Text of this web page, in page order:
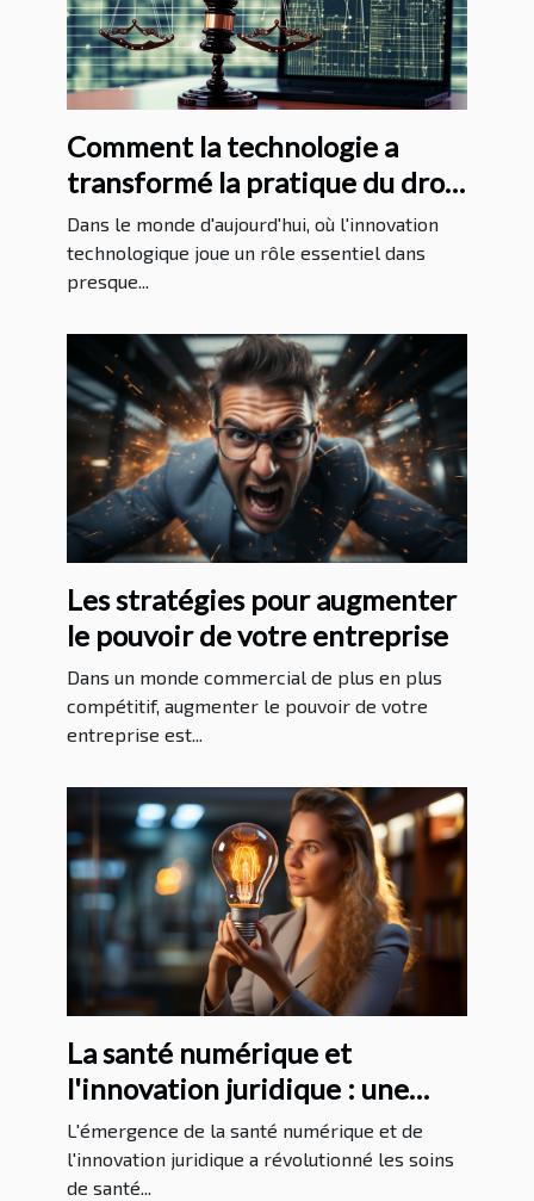
Comment la technologie a
transformé la pratique du droit
au Massachusetts
Dans le monde d'aujourd'hui, où l'innovation
technologique joue un rôle essentiel dans
presque...
Les stratégies pour augmenter
le pouvoir de votre entreprise
Dans un monde commercial de plus en plus
compétitif, augmenter le pouvoir de votre
entreprise est...
La santé numérique et
l'innovation juridique : une
analyse approfondie
L'émergence de la santé numérique et de
l'innovation juridique a révolutionné les soins
de santé...